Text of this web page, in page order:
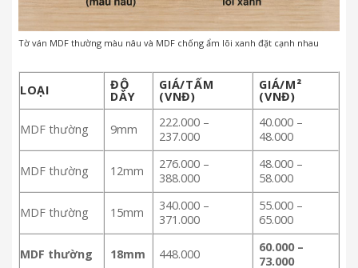
Tờ ván MDF thường màu nâu và MDF chống ẩm lõi xanh đặt cạnh nhau
LOẠI ĐỘ
DÀY
GIÁ/TẤM
(VNĐ)
GIÁ/M²
(VNĐ)
MDF thường 9mm 222.000 –
237.000
40.000 –
48.000
MDF thường 12mm 276.000 –
388.000
48.000 –
58.000
MDF thường 15mm
340.000 –
371.000
55.000 –
65.000
MDF thường 18mm 448.000
60.000 –
73.000